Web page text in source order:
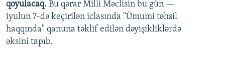
480p
720p
qoyulacaq. Bu qərar Milli Məclisin bu gün —
iyulun 7-də keçirilən iclasında "Ümumi təhsil
haqqında" qanuna təklif edilən dəyişikliklərdə
əksini tapıb.